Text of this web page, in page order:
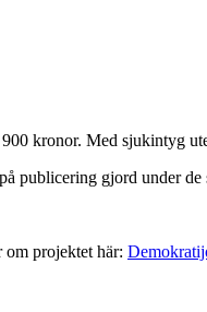
kronor. Med sjukintyg
publicering gjord under de
om projektet här: